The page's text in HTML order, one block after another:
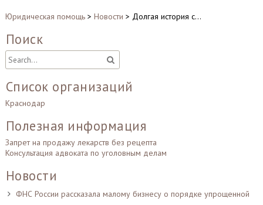
Юридическая помощь> Новости > Долгая история с…
Поиск
Список организаций
Краснодар
Полезная информация
Запрет на продажу лекарств без рецепта
Консультация адвоката по уголовным делам
Новости
ФНС России рассказала малому бизнесу о порядке упрощенной